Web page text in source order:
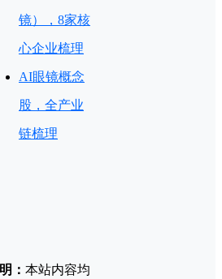
镜），8家核
心企业梳理
AI眼镜概念
股，全产业
链梳理
： 本站内容均